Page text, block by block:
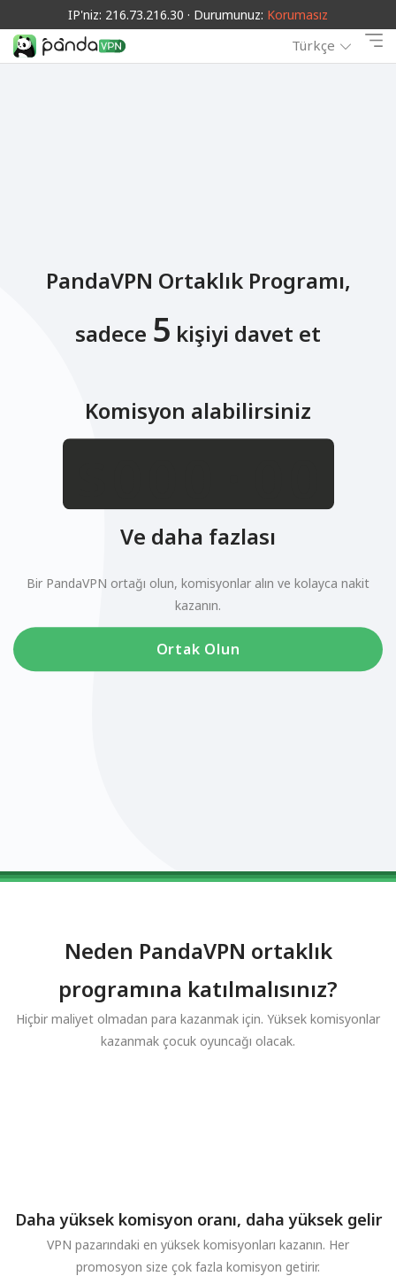
IP'niz: 216.73.216.30 · Durumunuz: Korumasız
Türkçe
PandaVPN Ortaklık Programı,
sadece 5 kişiyi davet et
Komisyon alabilirsiniz
012345678901234567890123456789.01234567890123456789
Ve daha fazlası
Bir PandaVPN ortağı olun, komisyonlar alın ve kolayca nakit
kazanın.
Ortak Olun
Neden PandaVPN ortaklık
programına katılmalısınız?
Hiçbir maliyet olmadan para kazanmak için. Yüksek komisyonlar
kazanmak çocuk oyuncağı olacak.
Daha yüksek komisyon oranı, daha yüksek gelir
VPN pazarındaki en yüksek komisyonları kazanın. Her
promosyon size çok fazla komisyon getirir.